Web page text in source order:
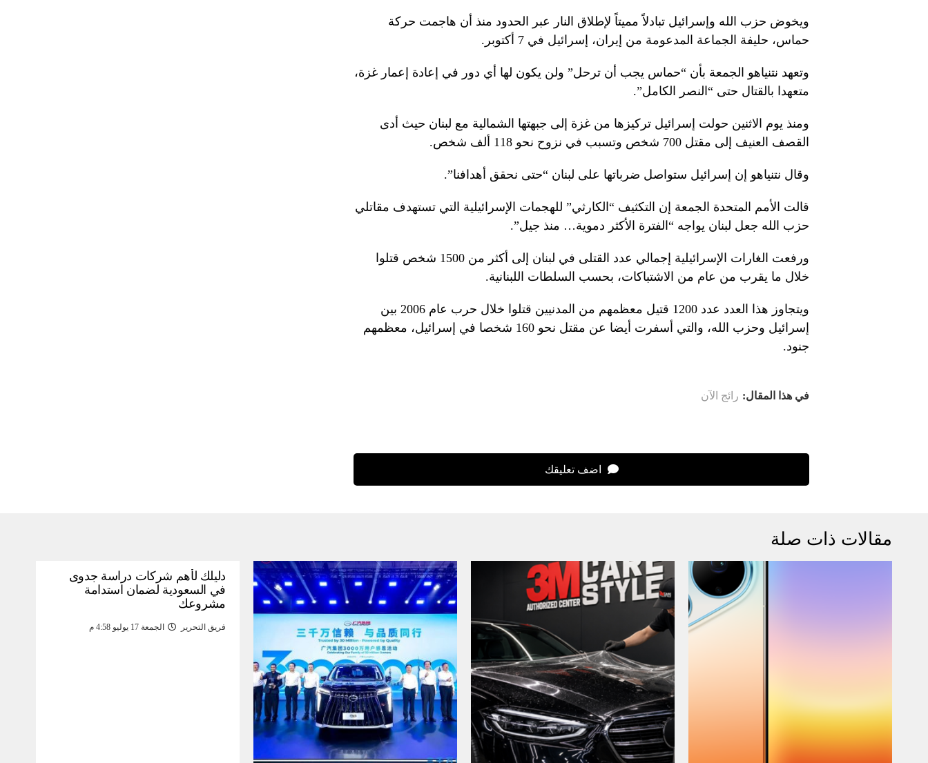
ويخوض حزب الله وإسرائيل تبادلاً مميتاً لإطلاق النار عبر الحدود منذ أن هاجمت حركة
حماس، حليفة الجماعة المدعومة من إيران، إسرائيل في 7 أكتوبر.
وتعهد نتنياهو الجمعة بأن “حماس يجب أن ترحل” ولن يكون لها أي دور في إعادة إعمار غزة،
متعهدا بالقتال حتى “النصر الكامل”.
ومنذ يوم الاثنين حولت إسرائيل تركيزها من غزة إلى جبهتها الشمالية مع لبنان حيث أدى
القصف العنيف إلى مقتل 700 شخص وتسبب في نزوح نحو 118 ألف شخص.
وقال نتنياهو إن إسرائيل ستواصل ضرباتها على لبنان “حتى نحقق أهدافنا”.
قالت الأمم المتحدة الجمعة إن التكثيف “الكارثي” للهجمات الإسرائيلية التي تستهدف مقاتلي
حزب الله جعل لبنان يواجه “الفترة الأكثر دموية… منذ جيل”.
ورفعت الغارات الإسرائيلية إجمالي عدد القتلى في لبنان إلى أكثر من 1500 شخص قتلوا
خلال ما يقرب من عام من الاشتباكات، بحسب السلطات اللبنانية.
ويتجاوز هذا العدد عدد 1200 قتيل معظمهم من المدنيين قتلوا خلال حرب عام 2006 بين
إسرائيل وحزب الله، والتي أسفرت أيضا عن مقتل نحو 160 شخصا في إسرائيل، معظمهم
جنود.
في هذا المقال: رائج الآن
اضف تعليقك
مقالات ذات صلة
دليلك لأهم شركات دراسة جدوى
في السعودية لضمان استدامة
مشروعك
فريق التحرير الجمعة 17 يوليو 4:58 م